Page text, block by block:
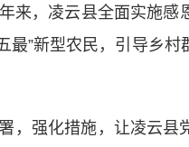
来，凌云县全面实施感
”新型农民，引导乡村
强化措施，让凌云县